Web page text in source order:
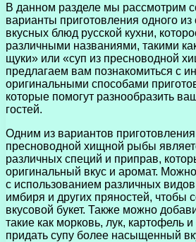
В данном разделе мы рассмотрим
варианты приготовления одного
вкусных блюд русской кухни,
различными названиями, такими
щуки» или «суп из пресноводной
предлагаем вам познакомиться с
оригинальными способами
которые помогут разнообразить
гостей.
Одним из вариантов приготовления
пресноводной хищной рыбы
различных специй и приправ,
оригинальный вкус и аромат.
с использованием различных
имбиря и других пряностей, чтобы
вкусовой букет. Также можно
такие как морковь, лук, картофель
придать супу более насыщенный